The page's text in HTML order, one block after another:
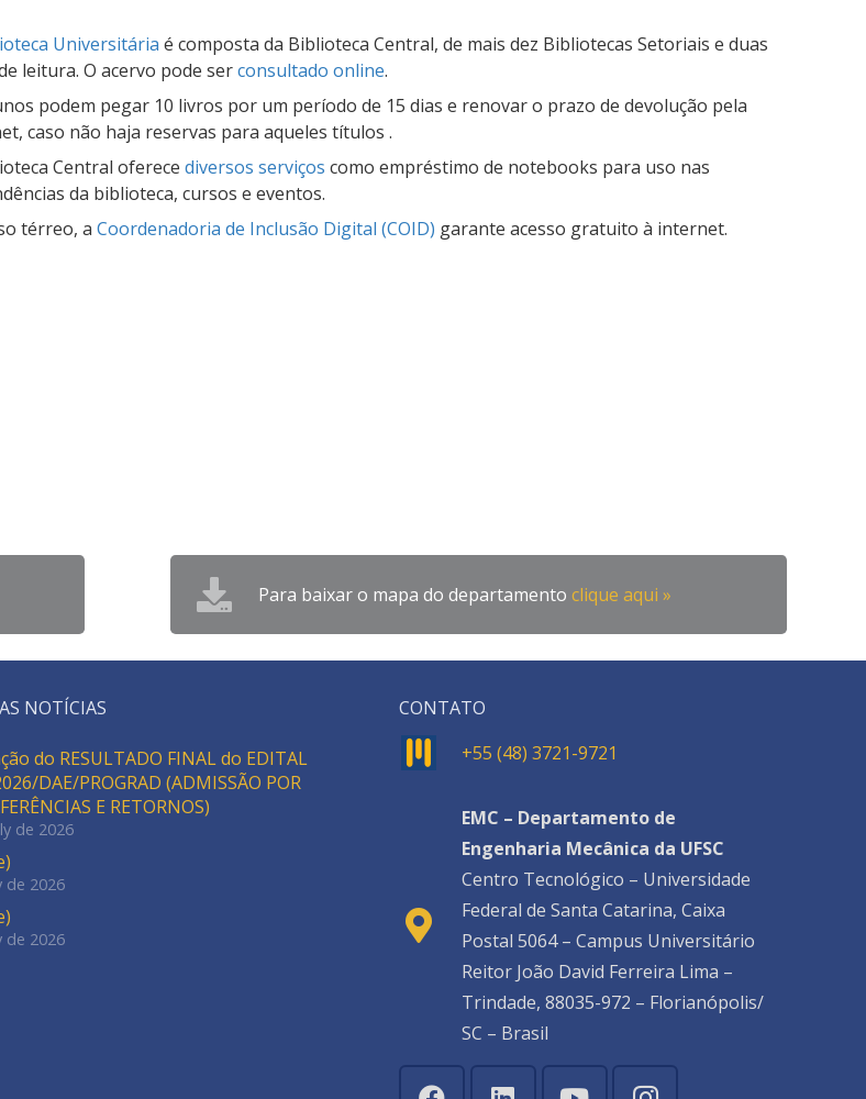
Universitária é composta da Biblioteca Central, de mais dez Bibliotecas Setoriais e duas
leitura. O acervo pode serconsultado online.
podem pegar 10 livros por um período de 15 dias e renovar o prazo de devolução pela
caso não haja reservas para aqueles títulos .
Central oferece diversos serviços como empréstimo de notebooks para uso nas
da biblioteca, cursos e eventos.
térreo, a Coordenadoria de Inclusão Digital (COID) garante acesso gratuito à internet.
Para baixar o mapa do departamento clique aqui »
NOTÍCIAS
do RESULTADO FINAL do EDITAL
DAE/PROGRAD (ADMISSÃO POR
E RETORNOS)
de 2026
de 2026
de 2026
CONTATO
+55 (48) 3721-9721
EMC – Departamento de
Engenharia Mecânica da UFSC
Centro Tecnológico – Universidade
Federal de Santa Catarina, Caixa
Postal 5064 – Campus Universitário
Reitor João David Ferreira Lima –
Trindade, 88035-972 – Florianópolis/
SC – Brasil